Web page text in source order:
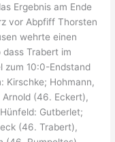
Ergebnis am Ende
vor Abpfiff Thorsten
wehrte einen
Trabert im
zum 10:0-Endstand
Kirschke; Hohmann,
(46. Eckert),
Gutberlet;
(46. Trabert),